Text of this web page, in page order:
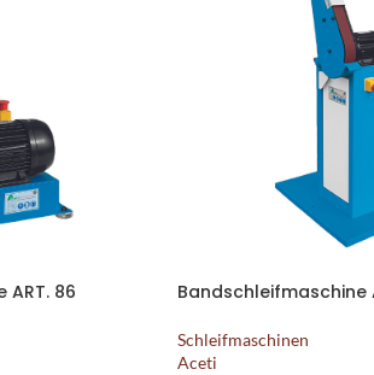
86 Bandschleifmaschine
Schleifmaschinen
Aceti